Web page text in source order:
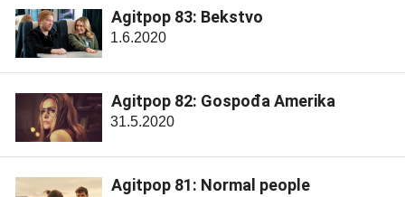
Agitpop 83: Bekstvo
1.6.2020
Agitpop 82: Gospođa Amerika
31.5.2020
Agitpop 81: Normal people